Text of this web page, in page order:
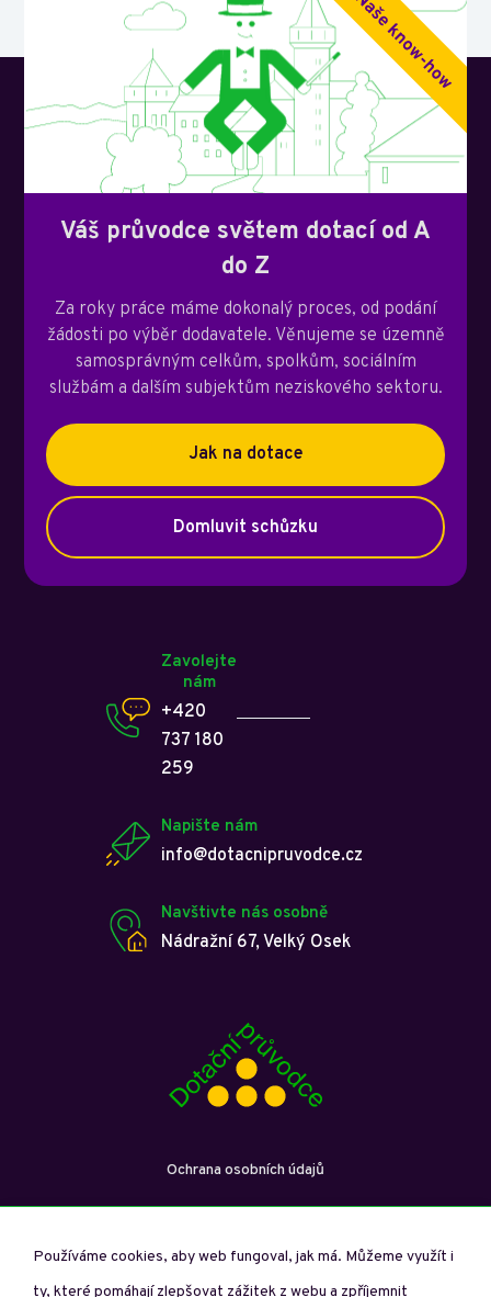
Váš průvodce světem dotací od A
do Z
Za roky práce máme dokonalý proces, od podání
žádosti po výběr dodavatele. Věnujeme se územně
samosprávným celkům, spolkům, sociálním
službám a dalším subjektům neziskového sektoru.
Jak na dotace
Domluvit schůzku
Zavolejte
nám
+420
737 180
259
Napište nám
info@dotacnipruvodce.cz
Navštivte nás osobně
Nádražní 67, Velký Osek
Ochrana osobních údajů
Používáme cookies, aby web fungoval, jak má. Můžeme využít i
ty, které pomáhají zlepšovat zážitek z webu a zpříjemnit